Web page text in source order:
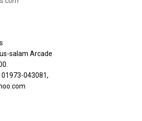
salam Arcade
043081,